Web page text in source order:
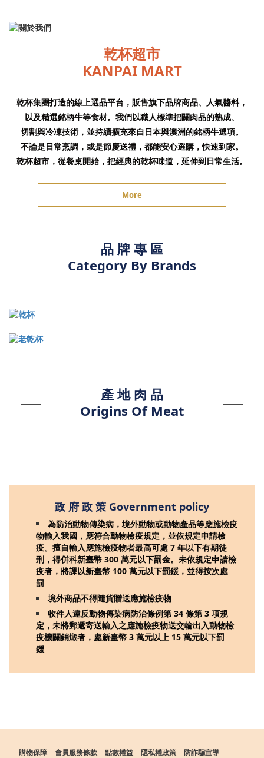
乾杯超市
KANPAI MART
乾杯集團打造的線上選品平台，販售旗下品牌商品、人氣醬料，
以及精選銘柄牛等食材。我們以職人標準把關肉品的熟成、
切割與冷凍技術，並持續擴充來自日本與澳洲的銘柄牛選項。
不論是日常烹調，或是節慶送禮，都能安心選購，快速到家。
乾杯超市，從餐桌開始，把經典的乾杯味道，延伸到日常生活。
More
品 牌 專 區
Category By Brands
產 地 肉 品
Origins Of Meat
政 府 政 策 Government policy
為防治動物傳染病，境外動物或動物產品等應施檢疫
物輸入我國，應符合動物檢疫規定，並依規定申請檢
疫。擅自輸入應施檢疫物者最高可處 7 年以下有期徒
刑，得併科新臺幣 300 萬元以下罰金。未依規定申請檢
疫者，將課以新臺幣 100 萬元以下罰鍰，並得按次處
罰
境外商品不得隨貨贈送應施檢疫物
收件人違反動物傳染病防治條例第 34 條第 3 項規
定，未將郵遞寄送輸入之應施檢疫物送交輸出入動物檢
疫機關銷燬者，處新臺幣 3 萬元以上 15 萬元以下罰
鍰
購物保障 會員服務條款 點數權益 隱私權政策 防詐騙宣導